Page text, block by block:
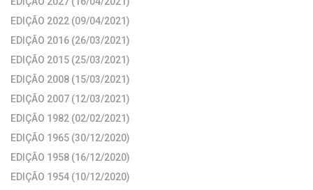
EDIÇÃO 2022 (09/04/2021)
EDIÇÃO 2016 (26/03/2021)
EDIÇÃO 2015 (25/03/2021)
EDIÇÃO 2008 (15/03/2021)
EDIÇÃO 2007 (12/03/2021)
EDIÇÃO 1982 (02/02/2021)
EDIÇÃO 1965 (30/12/2020)
EDIÇÃO 1958 (16/12/2020)
EDIÇÃO 1954 (10/12/2020)